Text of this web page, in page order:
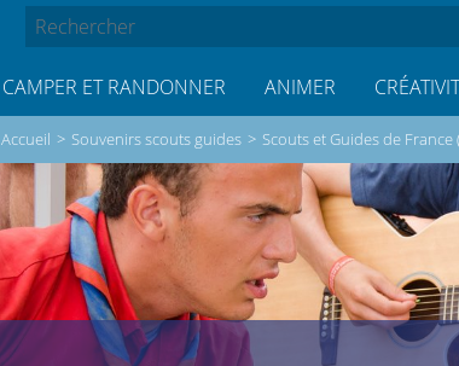
CAMPER ET RANDONNER ANIMER
Accueil > Souvenirs scouts guides > Scouts et Guides de France